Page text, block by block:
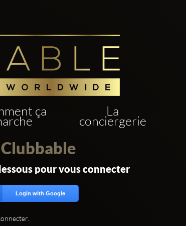
ça La
conciergerie
pour vous connecter
Login with Google